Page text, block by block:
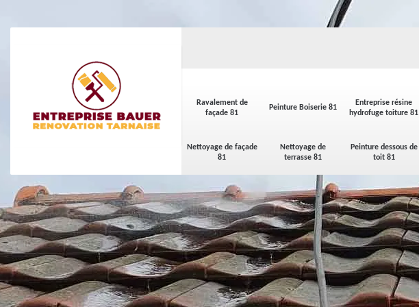
Ravalement de
façade 81
Peinture Boiserie 81
Entreprise résine
hydrofuge toiture 81
Nettoyage de façade
81
Nettoyage de
terrasse 81
Peinture dessous de
toit 81